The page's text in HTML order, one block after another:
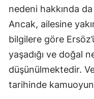
nedeni hakkında
Ancak, ailesine
bilgilere göre
yaşadığı ve doğal
düşünülmektedir.
tarihinde